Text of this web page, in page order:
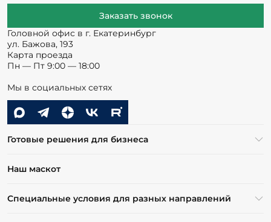
Заказать звонок
Головной офис в г. Екатеринбург
ул. Бажова, 193
Карта проезда
Пн — Пт 9:00 — 18:00
Мы в социальных сетях
Готовые решения для бизнеса
Наш маскот
Специальные условия для разных направлений